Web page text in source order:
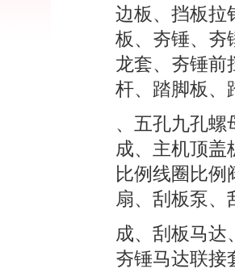
边板、挡板拉
板、夯锤、夯
龙套、夯锤前
杆、踏脚板、
、五孔九孔螺
成、主机顶盖
比例线圈比例
扇、刮板泵、
成、刮板马达
夯锤马达联接